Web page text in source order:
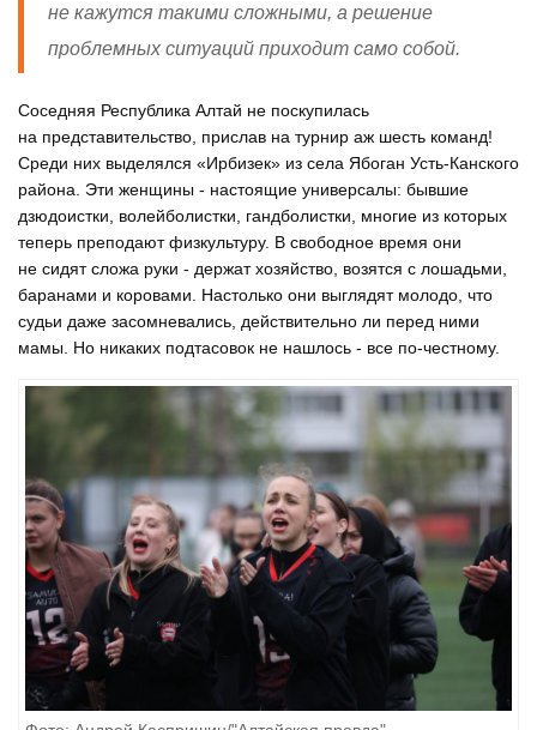
не кажутся такими сложными, а решение
проблемных ситуаций приходит само собой.
Соседняя Республика Алтай не поскупилась
на представительство, прислав на турнир аж шесть команд!
Среди них выделялся «Ирбизек» из села Ябоган Усть-Канского
района. Эти женщины - настоящие универсалы: бывшие
дзюдоистки, волейболистки, гандболистки, многие из которых
теперь преподают физкультуру. В свободное время они
не сидят сложа руки - держат хозяйство, возятся с лошадьми,
баранами и коровами. Настолько они выглядят молодо, что
судьи даже засомневались, действительно ли перед ними
мамы. Но никаких подтасовок не нашлось - все по-честному.